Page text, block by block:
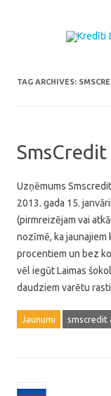
TAG ARCHIVES:
Uzņēmums
2013. gada 15.
(pirmreizējam vai
nozīmē, ka
procentiem un bez
vēl iegūt Laimas
daudziem varētu
Jaunumi smscredit